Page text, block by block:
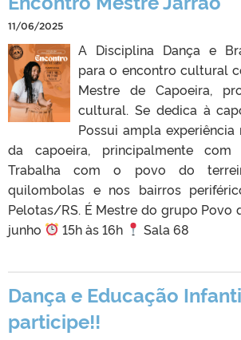
11/06/2025
A Disciplina Dança e
para o encontro cultural
Mestre de Capoeira,
cultural. Se dedica à
Possui ampla experiência
da capoeira, principalmente com
Trabalha com o povo do
quilombolas e nos bairros
Pelotas/RS. É Mestre do grupo Povo
junho
15h às 16h Sala 68
Dança e Educação
participe!!